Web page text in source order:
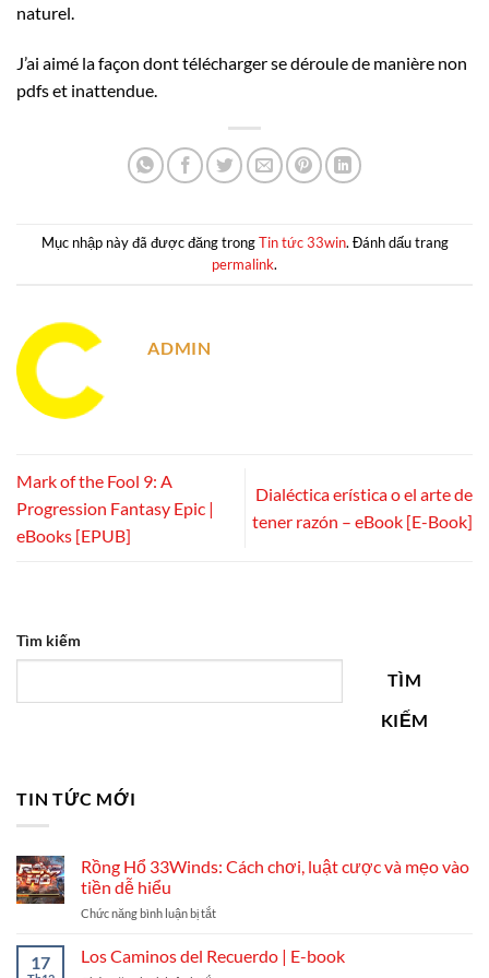
naturel.
J’ai aimé la façon dont télécharger se déroule de manière non
pdfs et inattendue.
Mục nhập này đã được đăng trongTin tức 33win. Đánh dấu trang
permalink.
ADMIN
Mark of the Fool 9: A
Progression Fantasy Epic |
eBooks [EPUB]
Dialéctica erística o el arte de
tener razón – eBook [E-Book]
Tìm kiếm
TÌM
KIẾM
TIN TỨC MỚI
Rồng Hổ 33Winds: Cách chơi, luật cược và mẹo vào
tiền dễ hiểu
Chức năng bình luận bị tắtở
Hổ
33Winds:
17 Los Caminos del Recuerdo | E-book